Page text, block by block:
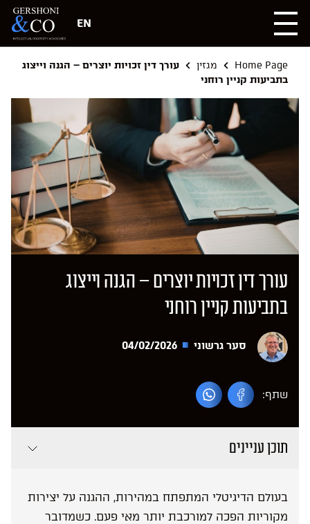
EN
Home Page מגזין
עורך דין זכויות יוצרים – הגנה וייצוג
בתביעות קניין רוחני
עורך דין זכויות יוצרים – הגנה וייצוג
בתביעות קניין רוחני
סער גרשוני 04/02/2026
שתף:
תוכן עניינים
בעולם הדיגיטלי המתפתח במהירות, ההגנה על יצירות
מקוריות הפכה למורכבת יותר מאי פעם. כשמדובר